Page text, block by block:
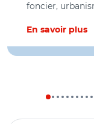
foncier,
En savoir plus